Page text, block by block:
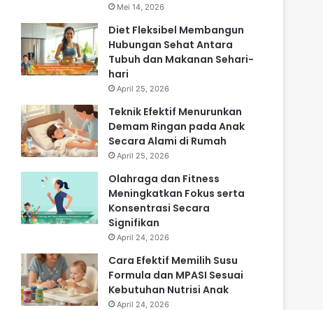
Mei 14, 2026
Diet Fleksibel Membangun
Hubungan Sehat Antara
Tubuh dan Makanan Sehari-
hari
April 25, 2026
Teknik Efektif Menurunkan
Demam Ringan pada Anak
Secara Alami di Rumah
April 25, 2026
Olahraga dan Fitness
Meningkatkan Fokus serta
Konsentrasi Secara
Signifikan
April 24, 2026
Cara Efektif Memilih Susu
Formula dan MPASI Sesuai
Kebutuhan Nutrisi Anak
April 24, 2026